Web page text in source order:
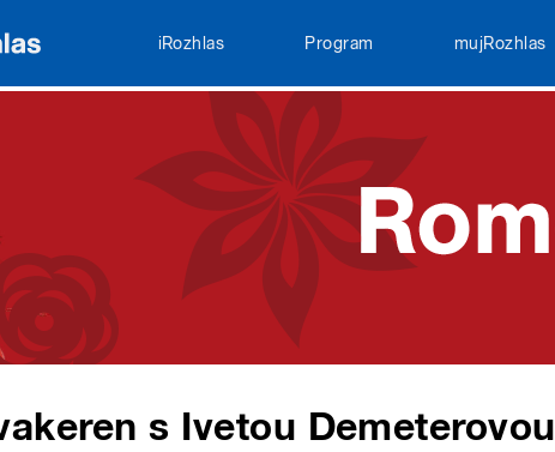
iRozhlas Program mujRozhlas
s Ivetou Demeterovou